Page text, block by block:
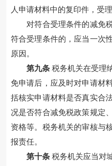
人申请材料中的复印件，受
对符合受理条件的减免
符合受理条件的，应当一次
原因。
第九条税务机关在受理
免申请后，应及时对申请材
括核实申请材料是否真实合
况是否符合减免税政策规定
资格等。税务机关的审核与
报责任。
第十条税务机关应当对